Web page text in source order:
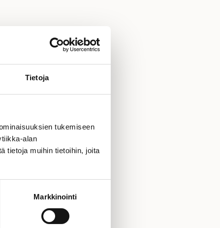
Tietoja
tukemiseen
alan
tietoja muihin tietoihin, joita
Markkinointi
Miltä
EnergiafiksuTM-